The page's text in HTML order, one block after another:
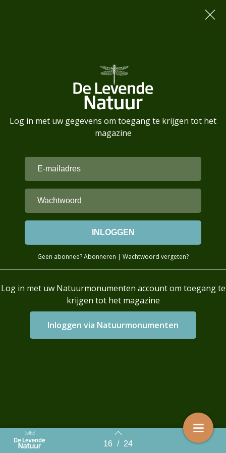
Back to index 16 / 24
Log in met uw gegevens om toegang te krijgen tot het
magazine
Geen abonnee?Abonneren | Wachtwoord vergeten?
Log in met uw Natuurmonumenten account om toegang te
krijgen tot het magazine
Login with AzureAD